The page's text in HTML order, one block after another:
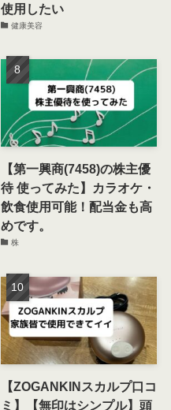
使用したい
健康美容
【第一興商(7458)の株主優
待 使ってみた】カラオケ・
飲食使用可能！配当金も高
めです。
株
【ZOGANKINスカルプ口コ
ミ】【無印はシンプル】頭